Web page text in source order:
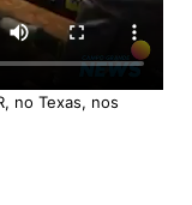
no Texas, nos